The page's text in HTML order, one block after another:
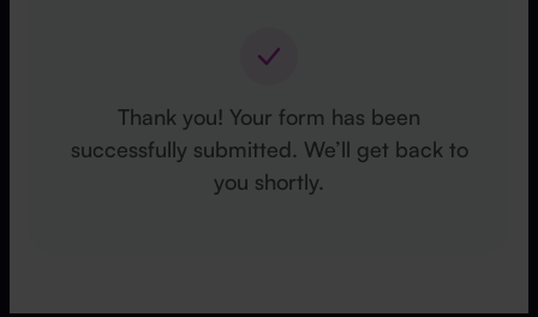
Thank you! Your form has been
successfully submitted. We’ll get back to
you shortly.